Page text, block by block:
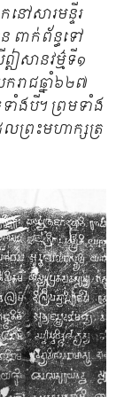
ៅសារមន្ទីរ
ពាក់ព័ន្ធទៅ
សានវម៌្មទី១
រាជឆ្នាំ៦២៧
ាំងបី។ ព្រមទាំង
លព្រះមហាក្សត្រ